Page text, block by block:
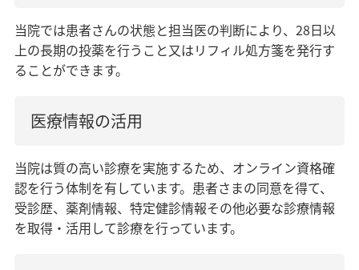
当院では患者さんの状態と担当医の判断により、28日以
上の長期の投薬を行うこと又はリフィル処方箋を発行す
ることができます。
医療情報の活用
当院は質の高い診療を実施するため、オンライン資格確
認を行う体制を有しています。患者さまの同意を得て、
受診歴、薬剤情報、特定健診情報その他必要な診療情報
を取得・活用して診療を行っています。